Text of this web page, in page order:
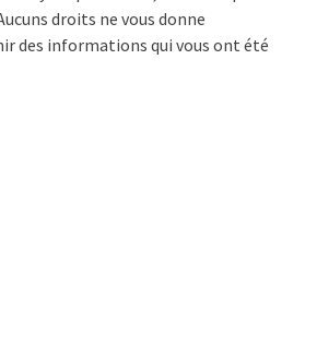
droits ne vous donne
des informations qui vous ont été